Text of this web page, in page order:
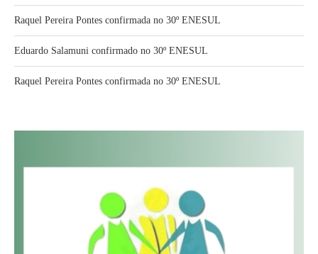
Raquel Pereira Pontes confirmada no 30º ENESUL
Eduardo Salamuni confirmado no 30º ENESUL
Raquel Pereira Pontes confirmada no 30º ENESUL